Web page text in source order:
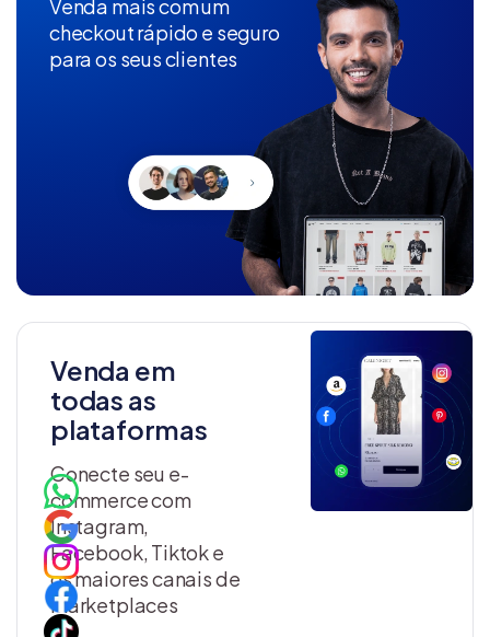
Venda mais com um
checkout rápido e seguro
para os seus clientes
Venda em
todas as
plataformas
Conecte seu e-
commerce com
Instagram,
Facebook, Tiktok e
os maiores canais de
marketplaces